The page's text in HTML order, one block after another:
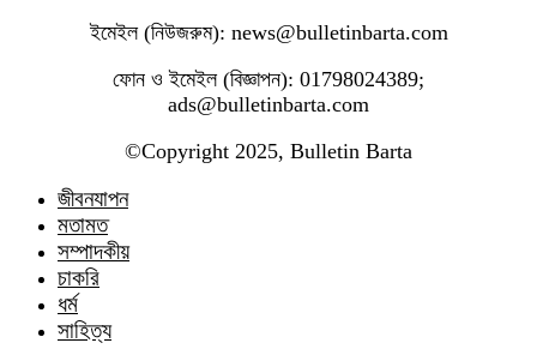
ইমেইল (নিউজরুম): news@bulletinbarta.com
ফোন ও ইমেইল (বিজ্ঞাপন): 01798024389;
ads@bulletinbarta.com
©️Copyright 2025, Bulletin Barta
জীবনযাপন
মতামত
সম্পাদকীয়
চাকরি
ধর্ম
সাহিত্য